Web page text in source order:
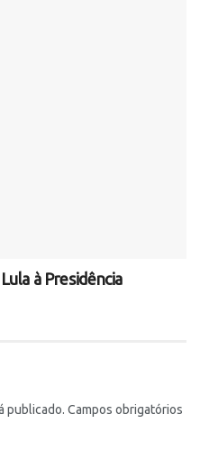
à Presidência
publicado. Campos obrigatórios